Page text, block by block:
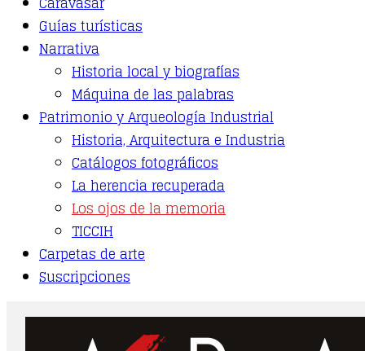
chosen
on
product
Guías turísticas
Narrativa
Historia local y biografías
Máquina de las palabras
Patrimonio y Arqueología Industrial
Historia, Arquitectura e Industria
Catálogos fotográficos
La herencia recuperada
Los ojos de la memoria
TICCIH
Carpetas de arte
Suscripciones